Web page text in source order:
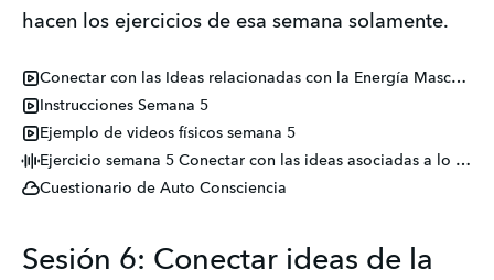
hacen los ejercicios de esa semana solamente.
Conectar con las Ideas relacionadas con la Energía Masculina
Instrucciones Semana 5
Ejemplo de videos físicos semana 5
Ejercicio semana 5 Conectar con las ideas asociadas a lo masculino
Cuestionario de Auto Consciencia
Sesión 6: Conectar ideas de la